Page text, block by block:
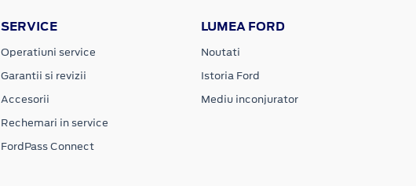
SERVICE
Operatiuni service
Garantii si revizii
Accesorii
Rechemari in service
FordPass Connect
LUMEA FORD
Noutati
Istoria Ford
Mediu inconjurator